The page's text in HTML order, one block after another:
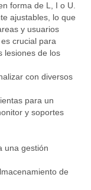
forma de L, I o U.
ajustables, lo que
y usuarios
crucial para
lesiones de los
con diversos
para un
y soportes
una gestión
de